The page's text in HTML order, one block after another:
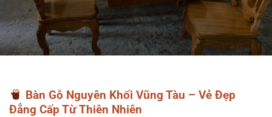
Bàn Gỗ Nguyên Khối Vũng Tàu – Vẻ Đẹp
Đẳng Cấp Từ Thiên Nhiên